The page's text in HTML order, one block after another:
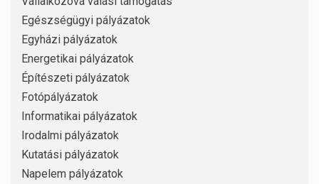
Egészségügyi pályázatok
Egyházi pályázatok
Energetikai pályázatok
Építészeti pályázatok
Fotópályázatok
Informatikai pályázatok
Irodalmi pályázatok
Kutatási pályázatok
Napelem pályázatok